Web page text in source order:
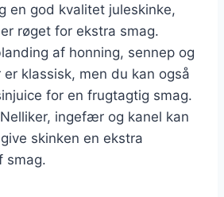
en god kvalitet juleskinke,
røget for ekstra smag.
af honning, sennep og
klassisk, men du kan også
for en frugtagtig smag.
ingefær og kanel kan
skinken en ekstra
smag.